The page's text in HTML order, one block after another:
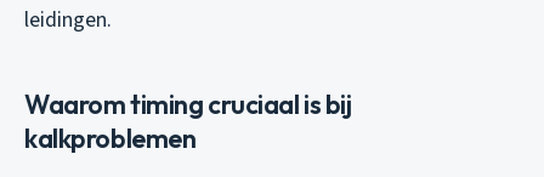
leidingen.
Waarom timing cruciaal is bij
kalkproblemen